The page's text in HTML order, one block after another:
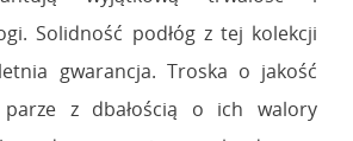
Solidność podłóg z tej kolekcji
gwarancja. Troska o jakość
z dbałością o ich walory